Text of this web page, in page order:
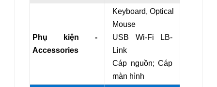
Phụ kiện -
Accessories
Keyboard, Optical
Mouse
USB Wi-Fi LB-
Link
Cáp nguồn; Cáp
màn hình